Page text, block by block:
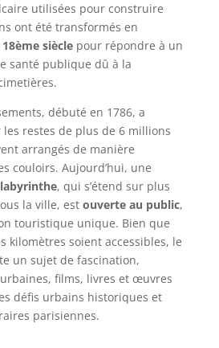
utilisées pour construire
ont été transformés en
18ème sièclepour répondre à un
santé publique dû à la
débuté en 1786, a
restes de plus de 6 millions
arrangés de manière
couloirs. Aujourd’hui, une
, qui s’étend sur plus
la ville, est ouverte au public,
touristique unique. Bien que
kilomètres soient accessibles, le
un sujet de fascination,
films, livres et œuvres
défis urbains historiques et
parisiennes.